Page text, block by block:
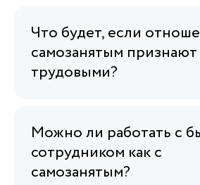
Что будет, если
самозанятым признают
трудовыми?
Можно ли работать с
сотрудником как с
самозанятым?